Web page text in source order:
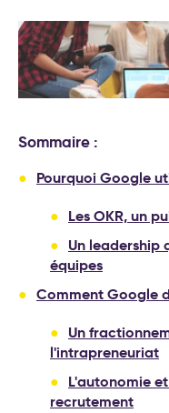
Sommaire :
Pourquoi Google
Les OKR, un
Un leadership
équipes
Comment Google
Un
l'intrapreneuriat
L'autonomie
recrutement